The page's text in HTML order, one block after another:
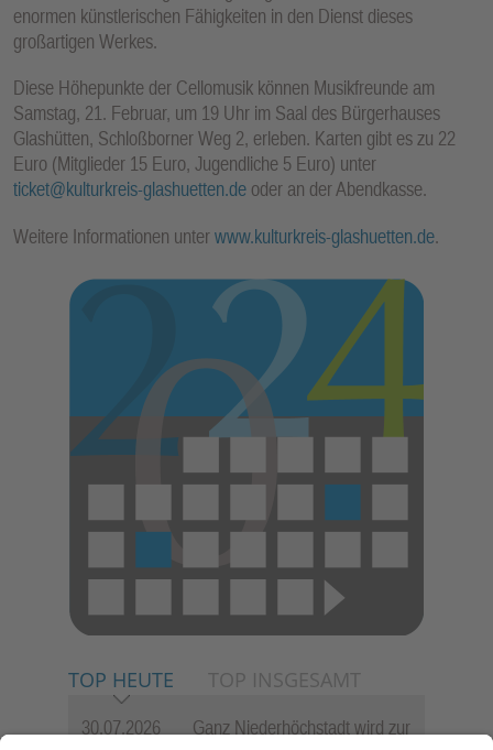
enormen künstlerischen Fähigkeiten in den Dienst dieses
großartigen Werkes.
Diese Höhepunkte der Cellomusik können Musikfreunde am
Samstag, 21. Februar, um 19 Uhr im Saal des Bürgerhauses
Glashütten, Schloßborner Weg 2, erleben. Karten gibt es zu 22
Euro (Mitglieder 15 Euro, Jugendliche 5 Euro) unter
ticket@kulturkreis-glashuetten.de oder an der Abendkasse.
Weitere Informationen unterwww.kulturkreis-glashuetten.de.
TOP HEUTE TOP INSGESAMT
30.07.2026
Ganz Niederhöchstadt wird zur